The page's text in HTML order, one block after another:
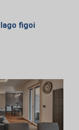
lago figoi